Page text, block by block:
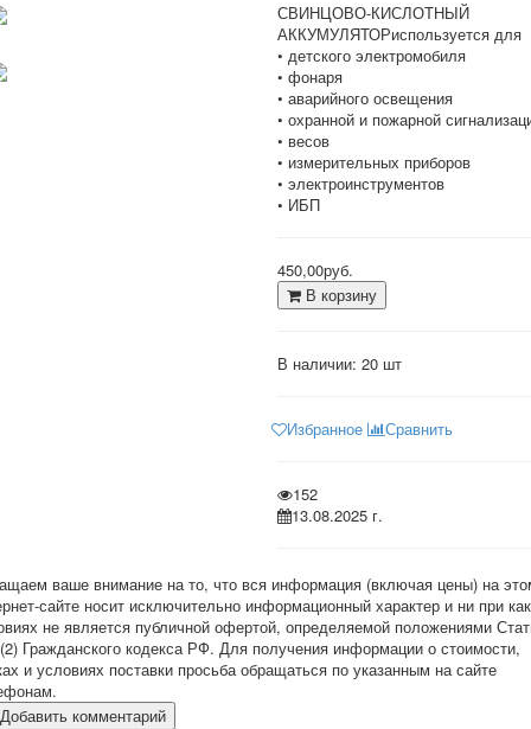
СВИНЦОВО-КИСЛОТНЫЙ
АККУМУЛЯТОРиспользуется для
• детского электромобиля
• фонаря
• аварийного освещения
• охранной и пожарной
• весов
• измерительных приборов
• электроинструментов
• ИБП
450,00руб.
В корзину
В наличии: 20 шт
Избранное Сравнить
152
13.08.2025 г.
ваше внимание на то, что вся информация (включая цены) на
сайте носит исключительно информационный характер и ни при
не является публичной офертой, определяемой положениями
Гражданского кодекса РФ. Для получения информации о стоимости,
и условиях поставки просьба обращаться по указанным на сайте
Добавить комментарий